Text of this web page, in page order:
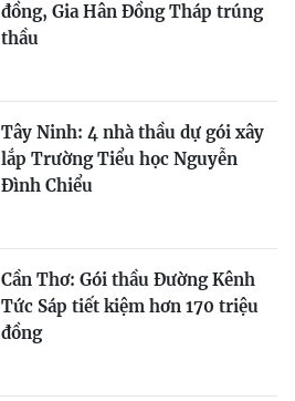
đồng, Gia Hân Đồng Tháp trúng
thầu
Tây Ninh: 4 nhà thầu dự gói xây
lắp Trường Tiểu học Nguyễn
Đình Chiểu
Cần Thơ: Gói thầu Đường Kênh
Tức Sáp tiết kiệm hơn 170 triệu
đồng